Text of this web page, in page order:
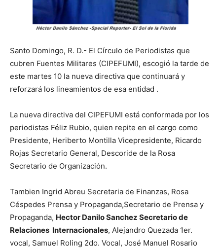
Santo Domingo, R. D.- El Círculo de Periodistas que
cubren Fuentes Militares (CIPEFUMI), escogió la tarde de
este martes 10 la nueva directiva que continuará y
reforzará los lineamientos de esa entidad .
La nueva directiva del CIPEFUMI está conformada por los
periodistas Féliz Rubio, quien repite en el cargo como
Presidente, Heriberto Montilla Vicepresidente, Ricardo
Rojas Secretario General, Descoride de la Rosa
Secretario de Organización.
Tambien Ingrid Abreu Secretaria de Finanzas, Rosa
Céspedes Prensa y Propaganda,Secretario de Prensa y
Propaganda, Hector Danilo Sanchez Secretario de
Relaciones Internacionales, Alejandro Quezada 1er.
vocal, Samuel Roling 2do. Vocal, José Manuel Rosario